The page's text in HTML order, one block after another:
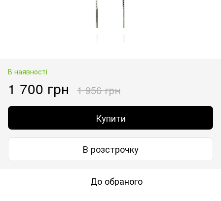
В наявності
1 700 грн 1 956 грн
Купити
В розстрочку
До обраного